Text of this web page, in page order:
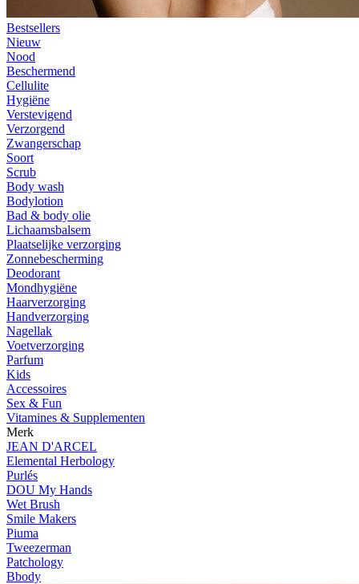
Bestsellers
Nieuw
Nood
Beschermend
Cellulite
Hygiëne
Verstevigend
Verzorgend
Zwangerschap
Soort
Scrub
Body wash
Bodylotion
Bad & body olie
Lichaamsbalsem
Plaatselijke verzorging
Zonnebescherming
Deodorant
Mondhygiëne
Haarverzorging
Handverzorging
Nagellak
Voetverzorging
Parfum
Kids
Accessoires
Sex & Fun
Vitamines & Supplementen
Merk
JEAN D'ARCEL
Elemental Herbology
Purlés
DOU My Hands
Wet Brush
Smile Makers
Piuma
Tweezerman
Patchology
Bbody